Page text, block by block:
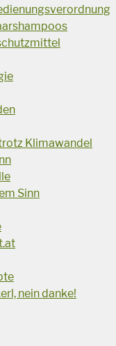
Klimawandel
Sinn
nein danke!